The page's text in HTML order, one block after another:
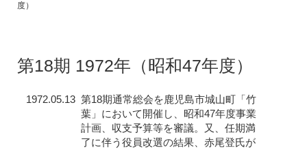
度）
第18期 1972年（昭和47年度）
1972.05.13 第18期通常総会を鹿児島市城山町「竹
葉」において開催し、昭和47年度事業
計画、収支予算等を審議。又、任期満
了に伴う役員改選の結果、赤尾登氏が